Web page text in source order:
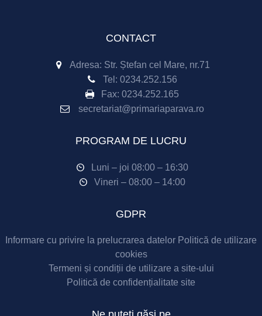
CONTACT
Adresa: Str. Ștefan cel Mare, nr.71
Tel: 0234.252.156
Fax: 0234.252.165
secretariat@primariaparava.ro
PROGRAM DE LUCRU
Luni – joi 08:00 – 16:30
Vineri – 08:00 – 14:00
GDPR
Informare cu privire la prelucrarea datelor Politică de utilizare
cookies
Termeni și condiții de utilizare a site-ului
Politică de confidențialitate site